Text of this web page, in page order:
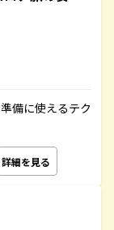
備に使えるテク
詳細を見る